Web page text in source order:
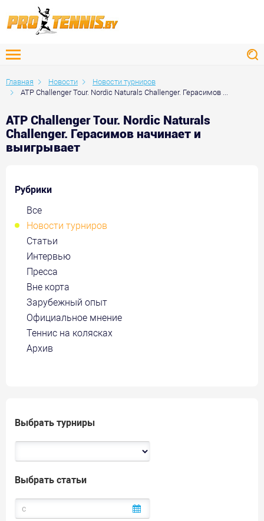
Главная Новости
Новости турниров
ATP Challenger Tour. Nordic Naturals Challenger. Герасимов ...
ATP Challenger Tour. Nordic Naturals
Challenger. Герасимов начинает и
выигрывает
Рубрики
Все
Новости турниров
Статьи
Интервью
Пресса
Вне корта
Зарубежный опыт
Официальное мнение
Теннис на колясках
Архив
Выбрать турниры
Выбрать статьи